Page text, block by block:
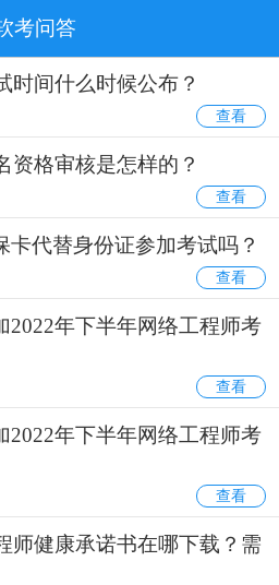
考问答
时间什么时候公布？
查看
资格审核是怎样的？
查看
卡代替身份证参加考试吗？
查看
2022年下半年网络工程师考
查看
2022年下半年网络工程师考
查看
师健康承诺书在哪下载？需